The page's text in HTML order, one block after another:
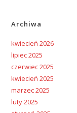
Archiwa
kwiecień 2026
lipiec 2025
czerwiec 2025
kwiecień 2025
marzec 2025
luty 2025